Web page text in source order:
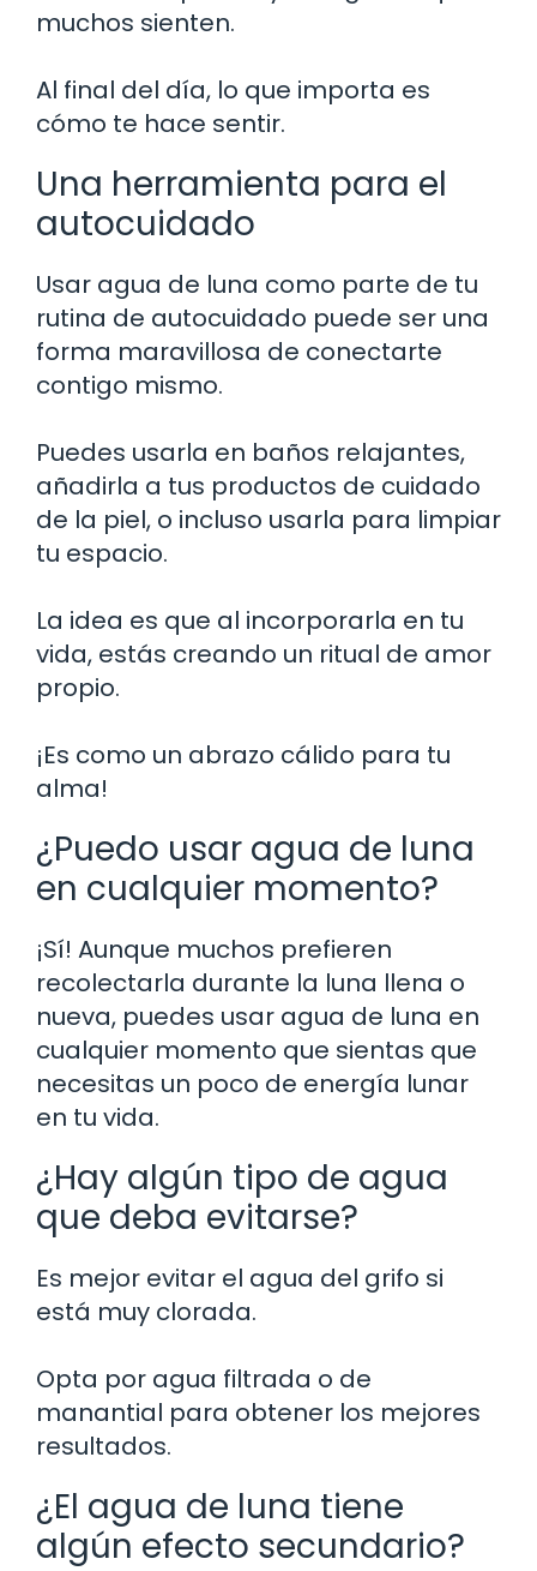
muchos sienten.
Al final del día, lo que importa es
cómo te hace sentir.
Una herramienta para el
autocuidado
Usar agua de luna como parte de tu
rutina de autocuidado puede ser una
forma maravillosa de conectarte
contigo mismo.
Puedes usarla en baños relajantes,
añadirla a tus productos de cuidado
de la piel, o incluso usarla para limpiar
tu espacio.
La idea es que al incorporarla en tu
vida, estás creando un ritual de amor
propio.
¡Es como un abrazo cálido para tu
alma!
¿Puedo usar agua de luna
en cualquier momento?
¡Sí! Aunque muchos prefieren
recolectarla durante la luna llena o
nueva, puedes usar agua de luna en
cualquier momento que sientas que
necesitas un poco de energía lunar
en tu vida.
¿Hay algún tipo de agua
que deba evitarse?
Es mejor evitar el agua del grifo si
está muy clorada.
Opta por agua filtrada o de
manantial para obtener los mejores
resultados.
¿El agua de luna tiene
algún efecto secundario?